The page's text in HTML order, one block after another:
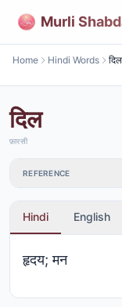
Murli
Home Hindi Words दिल
दिल
फ़ारसी
REFERENCE
Hindi English
हृदय; मन